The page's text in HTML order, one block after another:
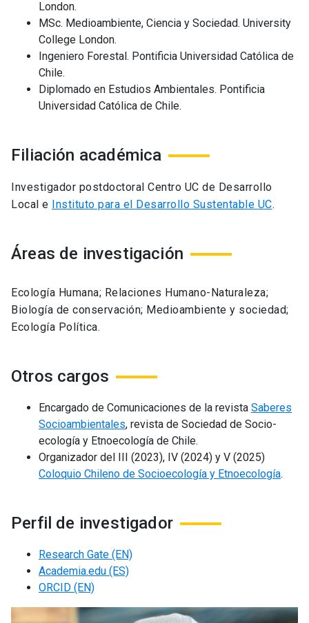
London.
MSc. Medioambiente, Ciencia y Sociedad. University
College London.
Ingeniero Forestal. Pontificia Universidad Católica de
Chile.
Diplomado en Estudios Ambientales. Pontificia
Universidad Católica de Chile.
Filiación académica
Investigador postdoctoral Centro UC de Desarrollo
Local e Instituto para el Desarrollo Sustentable UC.
Áreas de investigación
Ecología Humana; Relaciones Humano-Naturaleza;
Biología de conservación; Medioambiente y sociedad;
Ecología Política.
Otros cargos
Encargado de Comunicaciones de la revista Saberes
Socioambientales, revista de Sociedad de Socio-
ecología y Etnoecología de Chile.
Organizador del III (2023), IV (2024) y V (2025)
Coloquio Chileno de Socioecología y Etnoecología.
Perfil de investigador
Research Gate (EN)
Academia.edu (ES)
ORCID (EN)